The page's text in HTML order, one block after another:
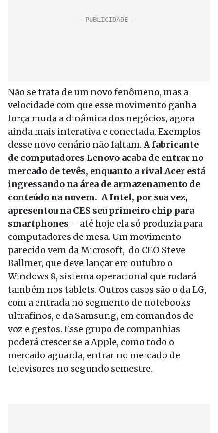
Não se trata de um novo fenômeno, mas a
velocidade com que esse movimento ganha
força muda a dinâmica dos negócios, agora
ainda mais interativa e conectada. Exemplos
desse novo cenário não faltam. A fabricante
de computadores Lenovo acaba de entrar no
mercado de tevês, enquanto a rival Acer está
ingressando na área de armazenamento de
conteúdo na nuvem. A Intel, por sua vez,
apresentou na CES seu primeiro chip para
smartphones – até hoje ela só produzia para
computadores de mesa. Um movimento
parecido vem da Microsoft, do CEO Steve
Ballmer, que deve lançar em outubro o
Windows 8, sistema operacional que rodará
também nos tablets. Outros casos são o da LG,
com a entrada no segmento de notebooks
ultrafinos, e da Samsung, em comandos de
voz e gestos. Esse grupo de companhias
poderá crescer se a Apple, como todo o
mercado aguarda, entrar no mercado de
televisores no segundo semestre.